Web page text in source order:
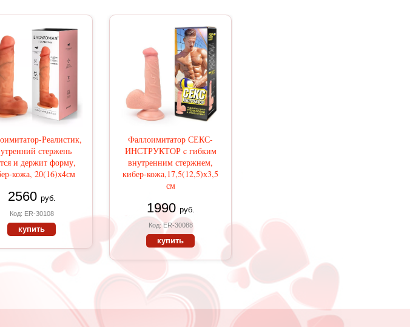
Реалистик,
стержень
и держит форму,
кожа, 20(16)х4см
2560 руб.
Код: ER-30108
купить
Фаллоимитатор СЕКС-
ИНСТРУКТОР c гибким
внутренним стержнем,
кибер-кожа,17,5(12,5)х3,5
см
1990 руб.
Код: ER-30088
купить